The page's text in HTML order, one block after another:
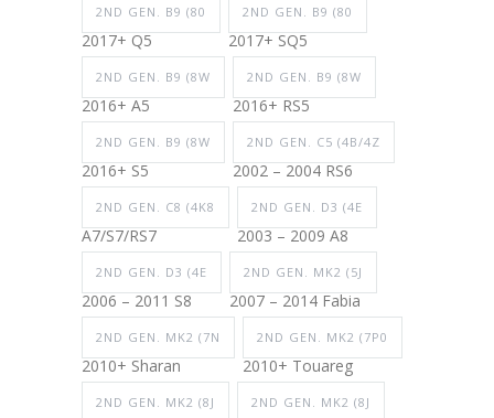
2ND GEN. B9 (80
2017+ Q5
2ND GEN. B9 (80
2017+ SQ5
2ND GEN. B9 (8W
2016+ A5
2ND GEN. B9 (8W
2016+ RS5
2ND GEN. B9 (8W
2016+ S5
2ND GEN. C5 (4B/4Z
2002 – 2004 RS6
2ND GEN. C8 (4K8
A7/S7/RS7
2ND GEN. D3 (4E
2003 – 2009 A8
2ND GEN. D3 (4E
2006 – 2011 S8
2ND GEN. MK2 (5J
2007 – 2014 Fabia
2ND GEN. MK2 (7N
2010+ Sharan
2ND GEN. MK2 (7P0
2010+ Touareg
2ND GEN. MK2 (8J 2ND GEN. MK2 (8J